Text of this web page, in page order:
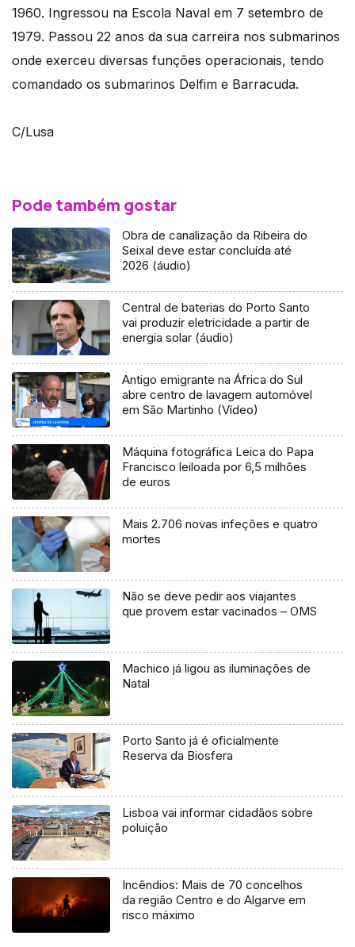
1960. Ingressou na Escola Naval em 7 setembro de
1979. Passou 22 anos da sua carreira nos submarinos
onde exerceu diversas funções operacionais, tendo
comandado os submarinos Delfim e Barracuda.
C/Lusa
Pode também gostar
Obra de canalização da Ribeira do
Seixal deve estar concluída até
2026 (áudio)
Central de baterias do Porto Santo
vai produzir eletricidade a partir de
energia solar (áudio)
Antigo emigrante na África do Sul
abre centro de lavagem automóvel
em São Martinho (Vídeo)
Máquina fotográfica Leica do Papa
Francisco leiloada por 6,5 milhões
de euros
Mais 2.706 novas infeções e quatro
mortes
Não se deve pedir aos viajantes
que provem estar vacinados – OMS
Machico já ligou as iluminações de
Natal
Porto Santo já é oficialmente
Reserva da Biosfera
Lisboa vai informar cidadãos sobre
poluição
Incêndios: Mais de 70 concelhos
da região Centro e do Algarve em
risco máximo